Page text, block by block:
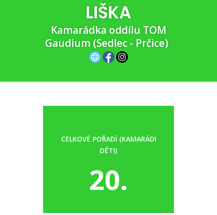
LIŠKA
Kamarádka oddílu TOM
Gaudium (Sedlec - Prčice)
CELKOVÉ POŘADÍ (KAMARÁDI
DĚTI)
20.